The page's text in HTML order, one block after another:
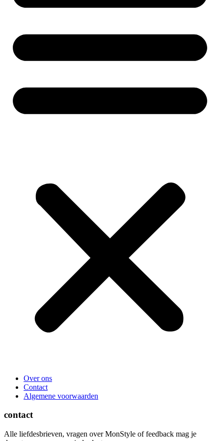
Over ons
Contact
Algemene voorwaarden
contact
Alle liefdesbrieven, vragen over MonStyle of feedback mag je